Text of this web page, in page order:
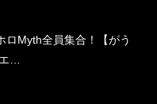
ロMyth全員集合！【がう
…